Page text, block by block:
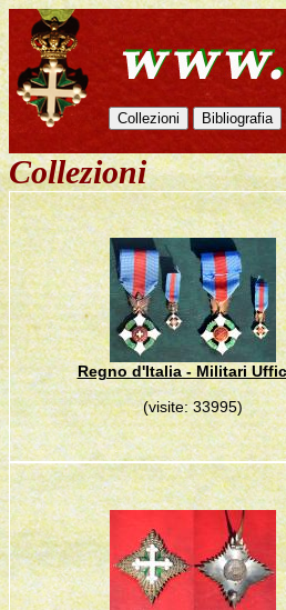
Collezioni
Regno d'Italia - Militari
(visite: 33995)